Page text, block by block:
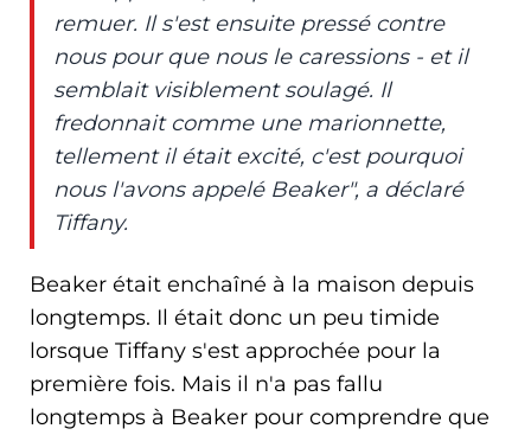
remuer. Il s'est ensuite pressé contre
nous pour que nous le caressions - et il
semblait visiblement soulagé. Il
fredonnait comme une marionnette,
tellement il était excité, c'est pourquoi
nous l'avons appelé Beaker", a déclaré
Tiffany.
Beaker était enchaîné à la maison depuis
longtemps. Il était donc un peu timide
lorsque Tiffany s'est approchée pour la
première fois. Mais il n'a pas fallu
longtemps à Beaker pour comprendre que